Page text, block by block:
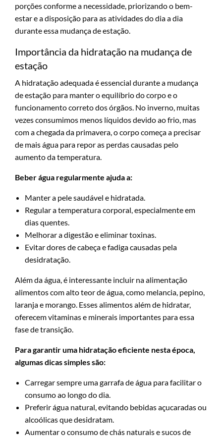
porções conforme a necessidade, priorizando o bem-
estar e a disposição para as atividades do dia a dia
durante essa mudança de estação.
Importância da hidratação na mudança de
estação
A hidratação adequada é essencial durante a mudança
de estação para manter o equilíbrio do corpo e o
funcionamento correto dos órgãos. No inverno, muitas
vezes consumimos menos líquidos devido ao frio, mas
com a chegada da primavera, o corpo começa a precisar
de mais água para repor as perdas causadas pelo
aumento da temperatura.
Beber água regularmente ajuda a:
Manter a pele saudável e hidratada.
Regular a temperatura corporal, especialmente em
dias quentes.
Melhorar a digestão e eliminar toxinas.
Evitar dores de cabeça e fadiga causadas pela
desidratação.
Além da água, é interessante incluir na alimentação
alimentos com alto teor de água, como melancia, pepino,
laranja e morango. Esses alimentos além de hidratar,
oferecem vitaminas e minerais importantes para essa
fase de transição.
Para garantir uma hidratação eficiente nesta época,
algumas dicas simples são:
Carregar sempre uma garrafa de água para facilitar o
consumo ao longo do dia.
Preferir água natural, evitando bebidas açucaradas ou
alcoólicas que desidratam.
Aumentar o consumo de chás naturais e sucos de